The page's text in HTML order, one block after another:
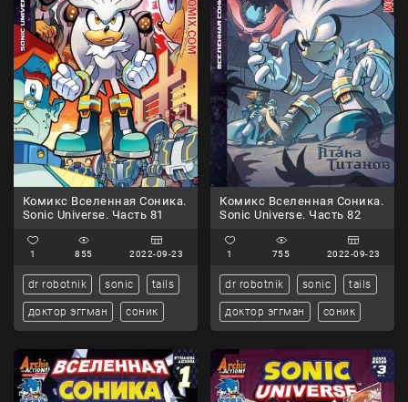
Комикс Вселенная Соника.
Sonic Universe. Часть 81
1 855 2022-09-23
dr robotnik sonic tails
доктор эггман соник
Комикс Вселенная Соника.
Sonic Universe. Часть 82
1 755 2022-09-23
dr robotnik sonic tails
доктор эггман соник